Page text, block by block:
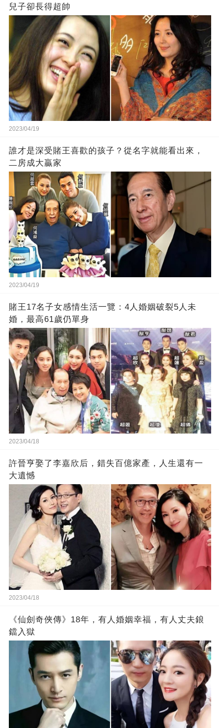
兒子卻長得超帥
2023/04/19
誰才是深受賭王喜歡的孩子？從名字就能看出來，
二房成大贏家
2023/04/19
賭王17名子女感情生活一覽：4人婚姻破裂5人未
婚，最高61歲仍單身
2023/04/18
許晉亨娶了李嘉欣后，錯失百億家產，人生還有一
大遺憾
2023/04/18
《仙劍奇俠傳》18年，有人婚姻幸福，有人丈夫鋃
鐺入獄